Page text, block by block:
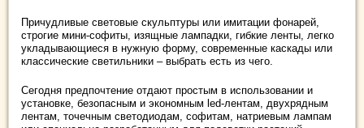
Причудливые световые скульптуры или имитации фонарей,
строгие мини-софиты, изящные лампадки, гибкие ленты, легко
укладывающиеся в нужную форму, современные каскады или
классические светильники – выбрать есть из чего.
Сегодня предпочтение отдают простым в использовании и
установке, безопасным и экономным led-лентам, двухрядным
лентам, точечным светодиодам, софитам, натриевым лампам